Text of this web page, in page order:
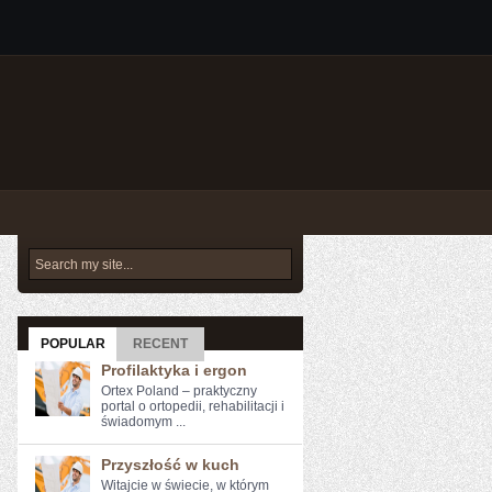
POPULAR RECENT
Profilaktyka i ergon
Ortex Poland – praktyczny
portal o ortopedii, rehabilitacji i
świadomym ...
Przyszłość w kuch
Witajcie w świecie, w którym